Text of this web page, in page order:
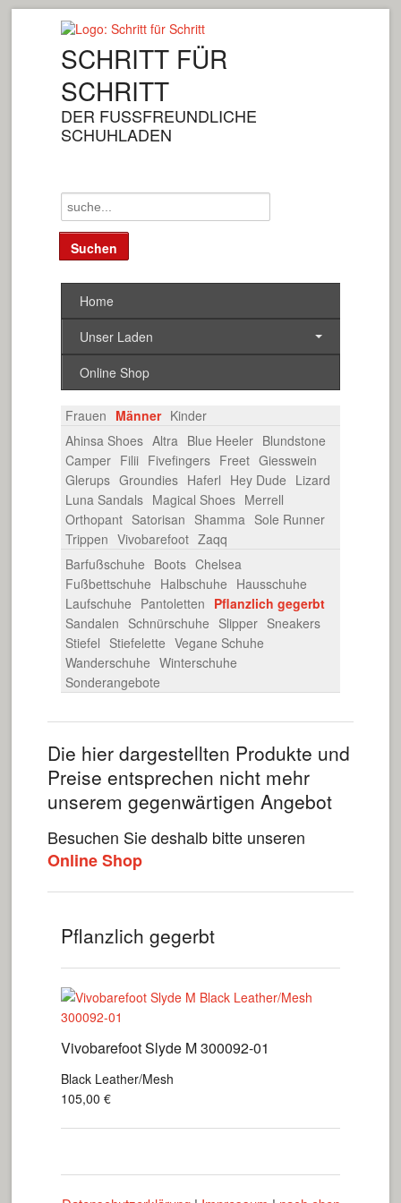
SCHRITT FÜR
SCHRITT
DER FUSSFREUNDLICHE
SCHUHLADEN
Home
Unser Laden
Online Shop
Frauen Männer Kinder
Ahinsa Shoes Altra Blue Heeler Blundstone
Camper Filii Fivefingers Freet Giesswein
Glerups Groundies Haferl Hey Dude Lizard
Luna Sandals Magical Shoes Merrell
Orthopant Satorisan Shamma Sole Runner
Trippen Vivobarefoot Zaqq
Barfußschuhe Boots Chelsea
Fußbettschuhe Halbschuhe Hausschuhe
Laufschuhe Pantoletten Pflanzlich gegerbt
Sandalen Schnürschuhe Slipper Sneakers
Stiefel Stiefelette Vegane Schuhe
Wanderschuhe Winterschuhe
Sonderangebote
Die hier dargestellten Produkte und
Preise entsprechen nicht mehr
unserem gegenwärtigen Angebot
Besuchen Sie deshalb bitte unseren
Online Shop
Pflanzlich gegerbt
Vivobarefoot Slyde M 300092-01
Black Leather/Mesh
105,00€